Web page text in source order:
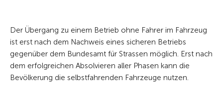
Der Übergang zu einem Betrieb ohne Fahrer im Fahrzeug
ist erst nach dem Nachweis eines sicheren Betriebs
gegenüber dem Bundesamt für Strassen möglich. Erst nach
dem erfolgreichen Absolvieren aller Phasen kann die
Bevölkerung die selbstfahrenden Fahrzeuge nutzen.